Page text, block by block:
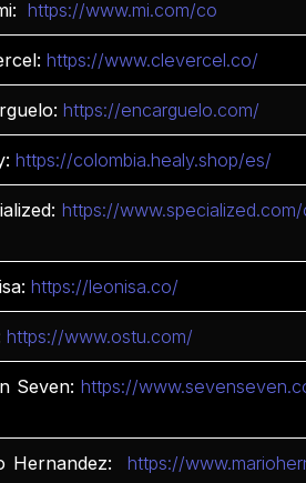
https://www.mi.com/co
https://www.clevercel.co/
https://encarguelo.com/
https://colombia.healy.shop/es/
https://
https://leonisa.co/
https://www.ostu.com/
Seven:https://
Hernandez:https://